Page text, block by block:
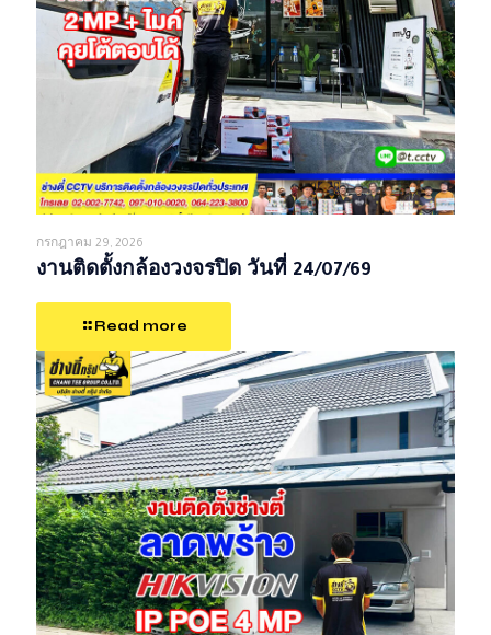
กรกฎาคม 29, 2026
งานติดตั้งกล้องวงจรปิด วันที่ 24/07/69
Read more